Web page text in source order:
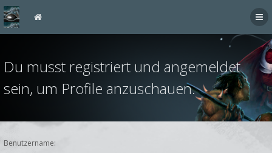
Du musst registriert und angemeldet
sein, um Profile anzuschauen.
Benutzername: